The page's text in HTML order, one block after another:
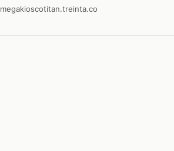
megakioscotitan.treinta.co